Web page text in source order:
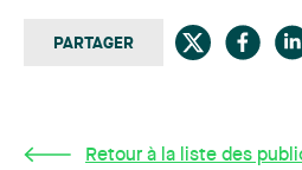
PARTAGER
Retour à la liste des